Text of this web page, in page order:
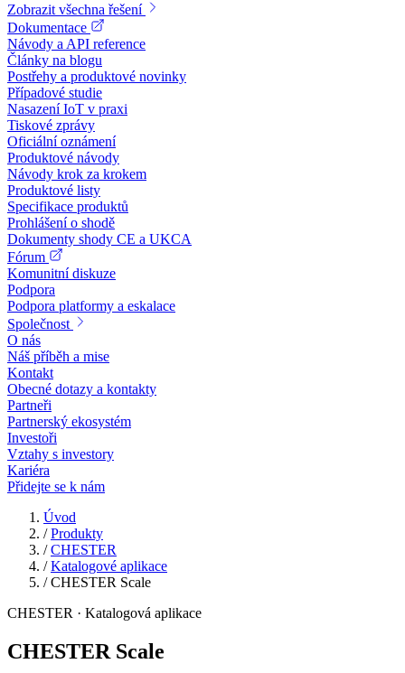
Zobrazit všechna řešení
Dokumentace
Návody a API reference
Články na blogu
Postřehy a produktové novinky
Případové studie
Nasazení IoT v praxi
Tiskové zprávy
Oficiální oznámení
Produktové návody
Návody krok za krokem
Produktové listy
Specifikace produktů
Prohlášení o shodě
Dokumenty shody CE a UKCA
Fórum
Komunitní diskuze
Podpora
Podpora platformy a eskalace
Společnost
O nás
Náš příběh a mise
Kontakt
Obecné dotazy a kontakty
Partneři
Partnerský ekosystém
Investoři
Vztahy s investory
Kariéra
Přidejte se k nám
Úvod
/ Produkty
/ CHESTER
/ Katalogové aplikace
/ CHESTER Scale
CHESTER · Katalogová aplikace
CHESTER Scale